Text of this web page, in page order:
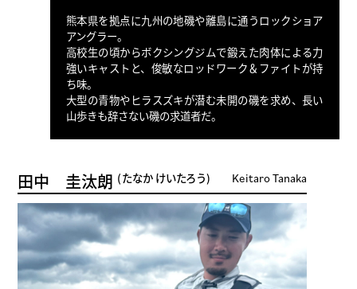
熊本県を拠点に九州の地磯や離島に通うロックショア
アングラー。
高校生の頃からボクシングジムで鍛えた肉体による力
強いキャストと、俊敏なロッドワーク＆ファイトが持
ち味。
大型の青物やヒラスズキが潜む未開の磯を求め、長い
山歩きも辞さない磯の求道者だ。
田中 圭汰朗 たなか けいたろう Keitaro Tanaka